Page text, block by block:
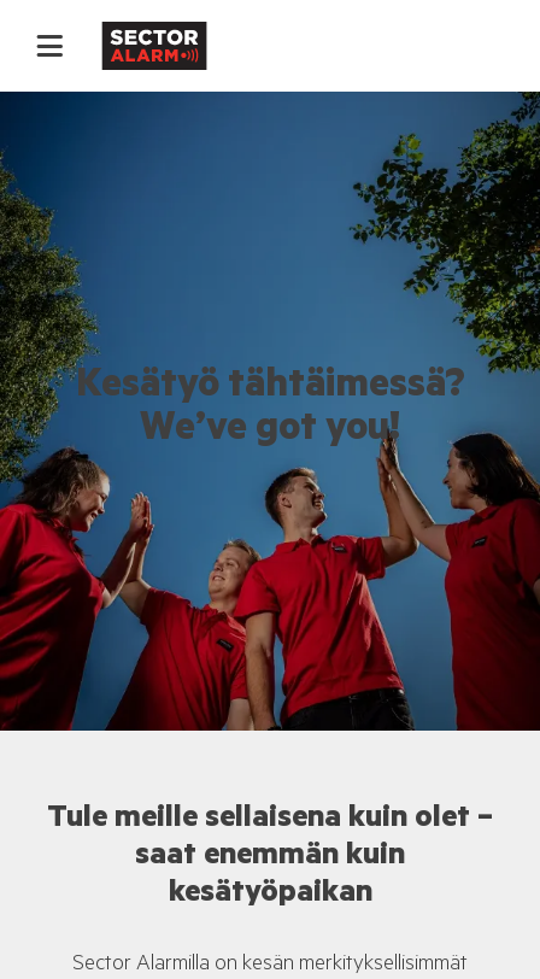
Kesätyö tähtäimessä?
We’ve got you!
Tule meille sellaisena kuin olet –
saat enemmän kuin
kesätyöpaikan
Sector Alarmilla on kesän merkityksellisimmät